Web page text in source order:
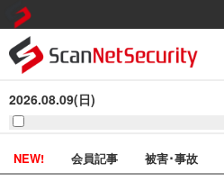
2026.08.09(日)
NEW! 会員記事 被害･事故